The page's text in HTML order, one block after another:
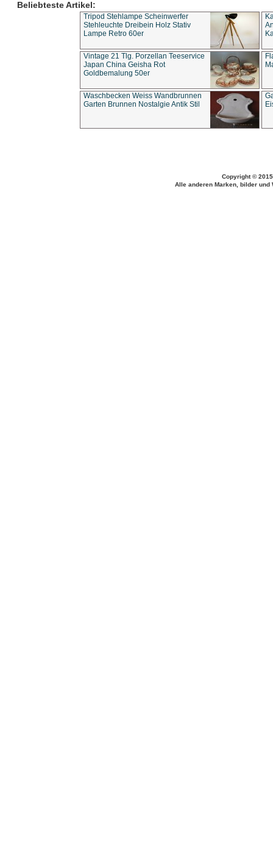
Beliebteste Artikel:
Tripod Stehlampe Scheinwerfer
Stehleuchte Dreibein Holz Stativ
Lampe Retro 60er
Vintage 21 Tlg. Porzellan Teeservice
Japan China Geisha Rot
Goldbemalung 50er
Waschbecken Weiss Wandbrunnen
Garten Brunnen Nostalgie Antik Stil
Copyright ©
Alle anderen Marken, bilder und